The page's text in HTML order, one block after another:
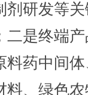
剂研发等
二是终端
料药中间
料、绿色